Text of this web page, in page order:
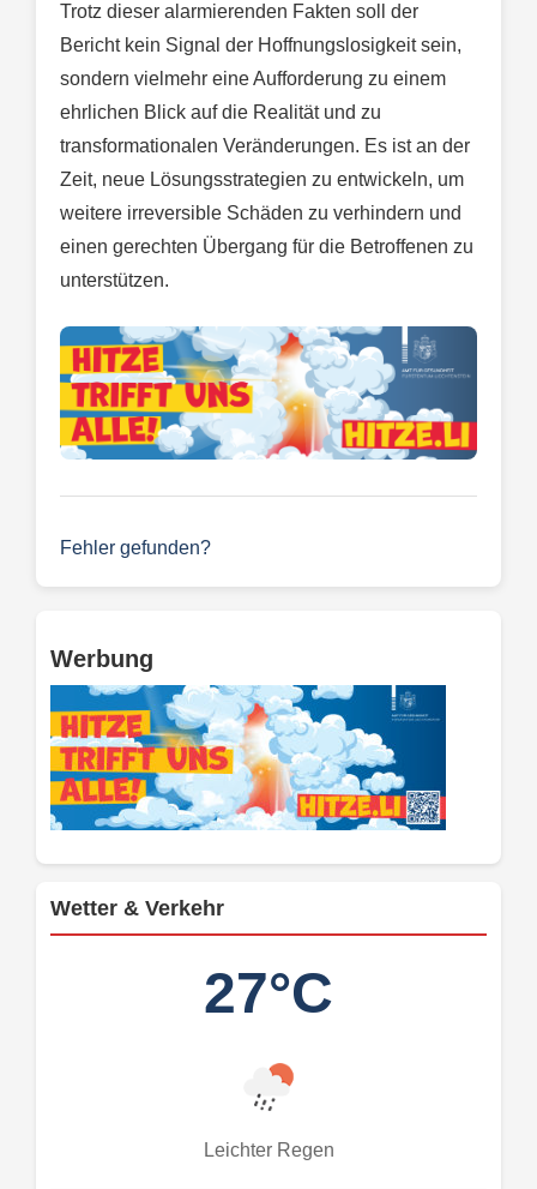
Trotz dieser alarmierenden Fakten soll der
Bericht kein Signal der Hoffnungslosigkeit sein,
sondern vielmehr eine Aufforderung zu einem
ehrlichen Blick auf die Realität und zu
transformationalen Veränderungen. Es ist an der
Zeit, neue Lösungsstrategien zu entwickeln, um
weitere irreversible Schäden zu verhindern und
einen gerechten Übergang für die Betroffenen zu
unterstützen.
Fehler gefunden?
Werbung
Wetter & Verkehr
27°C
Leichter Regen